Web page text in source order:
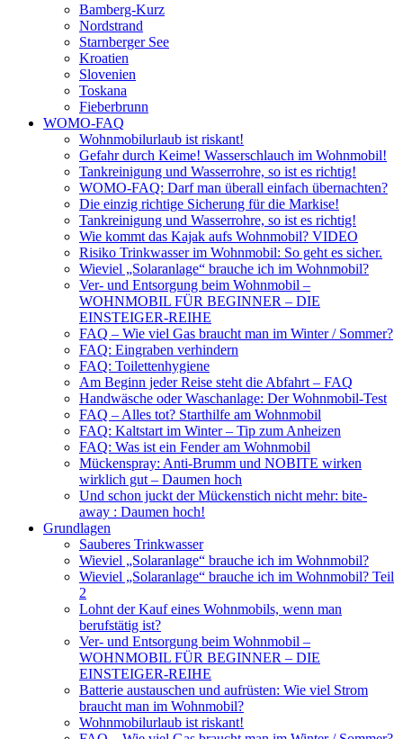
Bamberg-Kurz
Nordstrand
Starnberger See
Kroatien
Slovenien
Toskana
Fieberbrunn
WOMO-FAQ
Wohnmobilurlaub ist riskant!
Gefahr durch Keime! Wasserschlauch im Wohnmobil!
Tankreinigung und Wasserrohre, so ist es richtig!
WOMO-FAQ: Darf man überall einfach übernachten?
Die einzig richtige Sicherung für die Markise!
Tankreinigung und Wasserrohre, so ist es richtig!
Wie kommt das Kajak aufs Wohnmobil? VIDEO
Risiko Trinkwasser im Wohnmobil: So geht es sicher.
Wieviel „Solaranlage“ brauche ich im Wohnmobil?
Ver- und Entsorgung beim Wohnmobil –
WOHNMOBIL FÜR BEGINNER – DIE
EINSTEIGER-REIHE
FAQ – Wie viel Gas braucht man im Winter / Sommer?
FAQ: Eingraben verhindern
FAQ: Toilettenhygiene
Am Beginn jeder Reise steht die Abfahrt – FAQ
Handwäsche oder Waschanlage: Der Wohnmobil-Test
FAQ – Alles tot? Starthilfe am Wohnmobil
FAQ: Kaltstart im Winter – Tip zum Anheizen
FAQ: Was ist ein Fender am Wohnmobil
Mückenspray: Anti-Brumm und NOBITE wirken
wirklich gut – Daumen hoch
Und schon juckt der Mückenstich nicht mehr: bite-
away : Daumen hoch!
Grundlagen
Sauberes Trinkwasser
Wieviel „Solaranlage“ brauche ich im Wohnmobil?
Wieviel „Solaranlage“ brauche ich im Wohnmobil? Teil
2
Lohnt der Kauf eines Wohnmobils, wenn man
berufstätig ist?
Ver- und Entsorgung beim Wohnmobil –
WOHNMOBIL FÜR BEGINNER – DIE
EINSTEIGER-REIHE
Batterie austauschen und aufrüsten: Wie viel Strom
braucht man im Wohnmobil?
Wohnmobilurlaub ist riskant!